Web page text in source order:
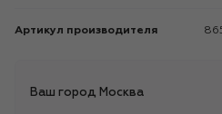
Артикул производителя
Ваш город Москва